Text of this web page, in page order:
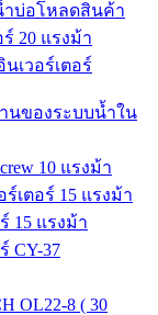
ำบ่อโหลดสินค้า
20 แรงม้า
เวอร์เตอร์
นของระบบน้ำใน
10 แรงม้า
เตอร์ 15 แรงม้า
15 แรงม้า
CY-37
OL22-8 ( 30